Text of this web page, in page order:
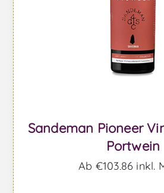
Sandeman Pioneer
Portwein
Ab €103,86 inkl.